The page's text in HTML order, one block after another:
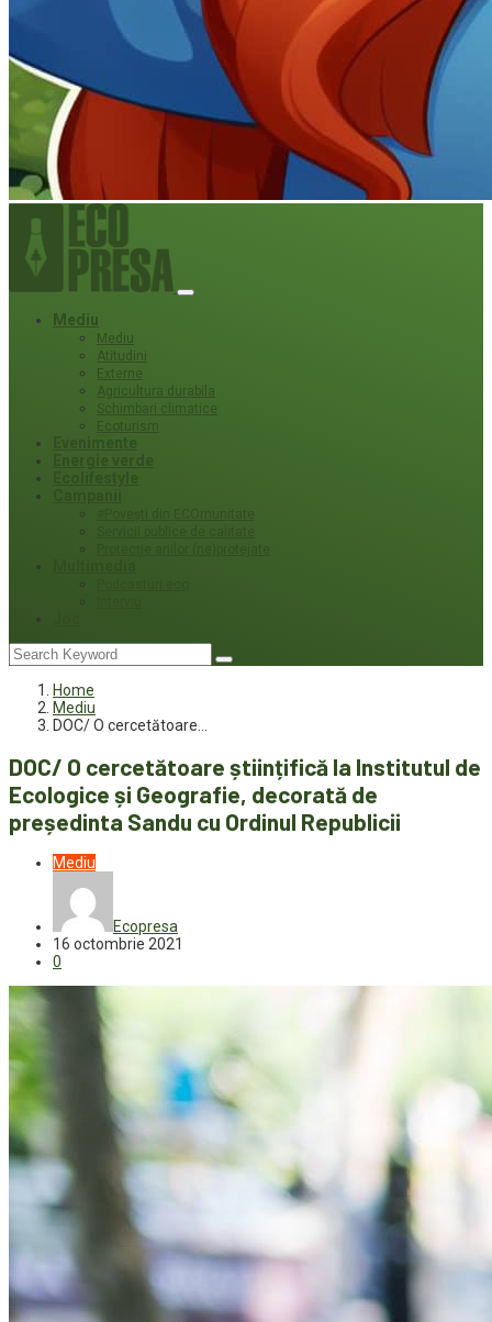
Mediu
Mediu
Atitudini
Externe
Agricultura durabila
Schimbari climatice
Ecoturism
Home
Mediu
DOC/ O cercetătoare…
DOC/ O cercetătoare științifică la Institutul de
Ecologice și Geografie, decorată de
președinta Sandu cu Ordinul Republicii
Mediu
Ecopresa
16 octombrie 2021
0